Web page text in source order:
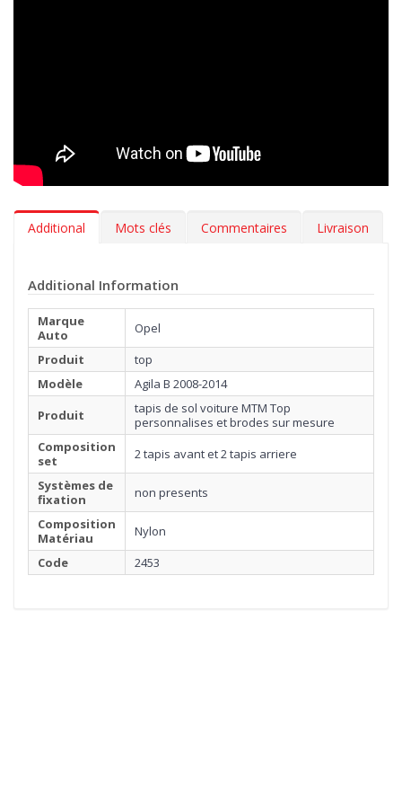
2008-2014. Vous pouvez, par ailleurs, décider d’ajouter
gratuitement, une talonnette, pour protéger la zone la plus
exposée à l’usure.
Additional Mots clés Commentaires Livraison
Additional Information
Marque
Auto
Opel
Produit
top
Modèle
Agila B 2008-2014
Produit
tapis de sol voiture MTM Top
personnalises et brodes sur mesure
Composition
set
2 tapis avant et 2 tapis arriere
Systèmes de
fixation
non presents
Composition
Matériau
Nylon
Code
2453